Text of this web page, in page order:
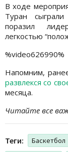
В ходе
Туран
поразил
легкостью
%video626990%
Напомним,
развлекся со
месяца.
Читайте все
Теги: Баскетбол